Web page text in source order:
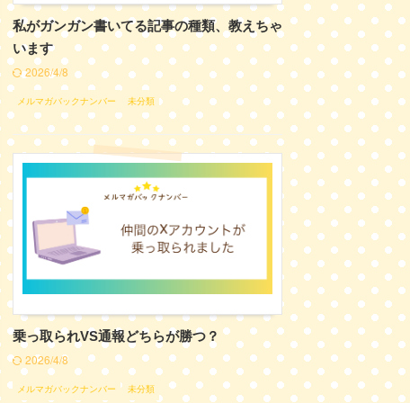
私がガンガン書いてる記事の種類、教えちゃ
います
2026/4/8
メルマガバックナンバー 未分類
乗っ取られVS通報どちらが勝つ？
2026/4/8
メルマガバックナンバー 未分類